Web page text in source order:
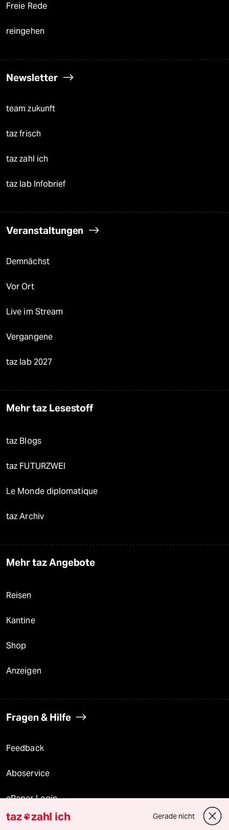
Freie Rede
reingehen
Newsletter
team zukunft
taz frisch
taz zahl ich
taz lab Infobrief
Veranstaltungen
Demnächst
Vor Ort
Live im Stream
Vergangene
taz lab 2027
Mehr taz Lesestoff
taz Blogs
taz FUTURZWEI
Le Monde diplomatique
taz Archiv
Mehr taz Angebote
Reisen
Kantine
Shop
Anzeigen
Fragen & Hilfe
Feedback
Aboservice
ePaper Login
Downloads für Abonnierende
taz zahl ich Gerade nicht